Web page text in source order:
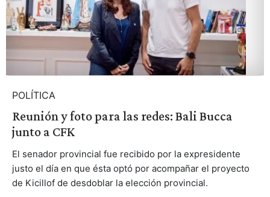
POLÍTICA
Reunión y foto para las redes: Bali Bucca
junto a CFK
El senador provincial fue recibido por la expresidente
justo el día en que ésta optó por acompañar el proyecto
de Kicillof de desdoblar la elección provincial.